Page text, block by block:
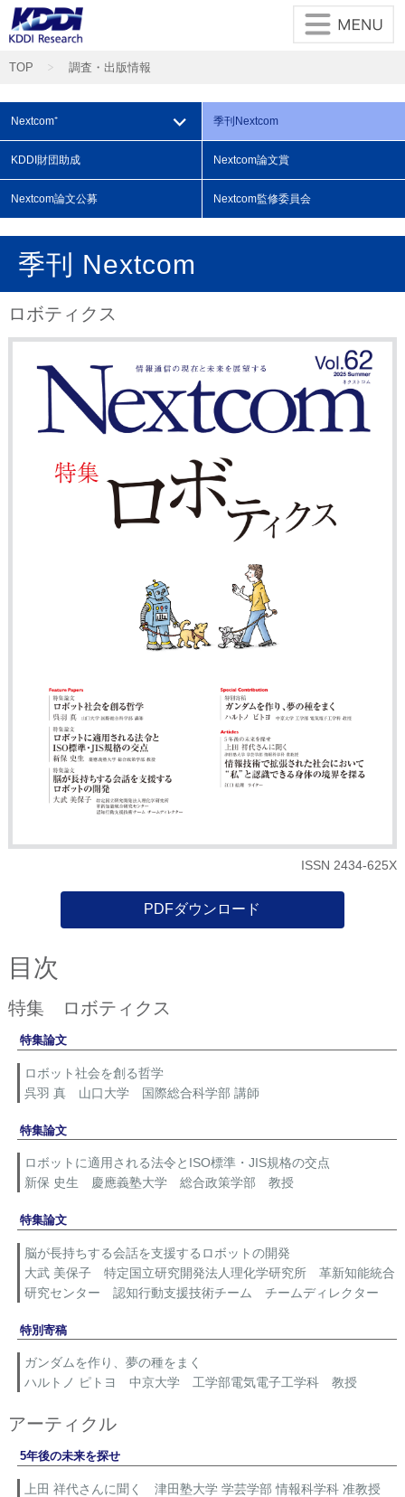
TOP 調査・出版情報
Nextcom⁺ ⌵ 季刊 Nextcom
KDDI財団助成 Nextcom論文賞
Nextcom論文公募 Nextcom監修委員会
季刊 Nextcom
ロボティクス
ISSN 2434-625X
PDFダウンロード
目次
特集 ロボティクス
特集論文
ロボット社会を創る哲学
呉羽 真 山口大学 国際総合科学部 講師
特集論文
ロボットに適用される法令とISO標準・JIS規格の交点
新保 史生 慶應義塾大学 総合政策学部 教授
特集論文
脳が長持ちする会話を支援するロボットの開発
大武 美保子 特定国立研究開発法人理化学研究所 革新知能統合
研究センター 認知行動支援技術チーム チームディレクター
特別寄稿
ガンダムを作り、夢の種をまく
ハルトノ ピトヨ 中京大学 工学部電気電子工学科 教授
アーティクル
5年後の未来を探せ
上田 祥代さんに聞く 津田塾大学 学芸学部 情報科学科 准教授